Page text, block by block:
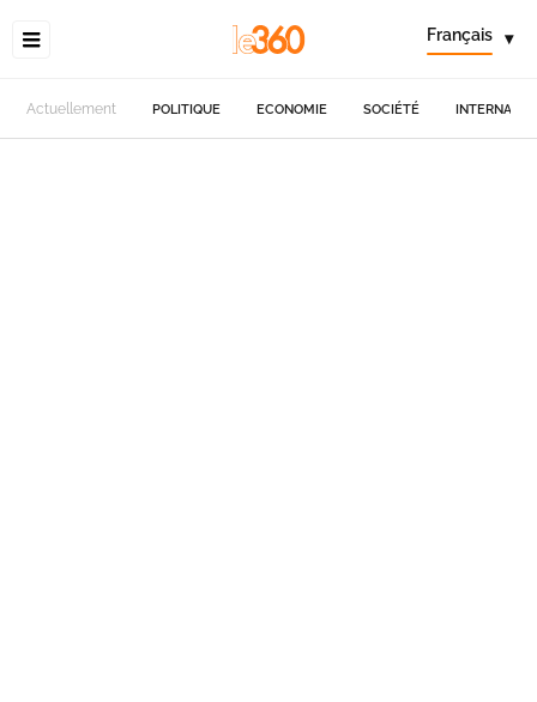
Français ▾
Actuellement POLITIQUE ECONOMIE SOCIÉTÉ